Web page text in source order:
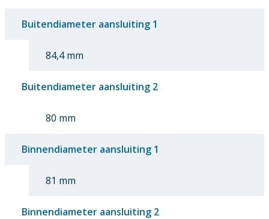
Buitendiameter aansluiting 1
84,4 mm
Buitendiameter aansluiting 2
80 mm
Binnendiameter aansluiting 1
81 mm
Binnendiameter aansluiting 2